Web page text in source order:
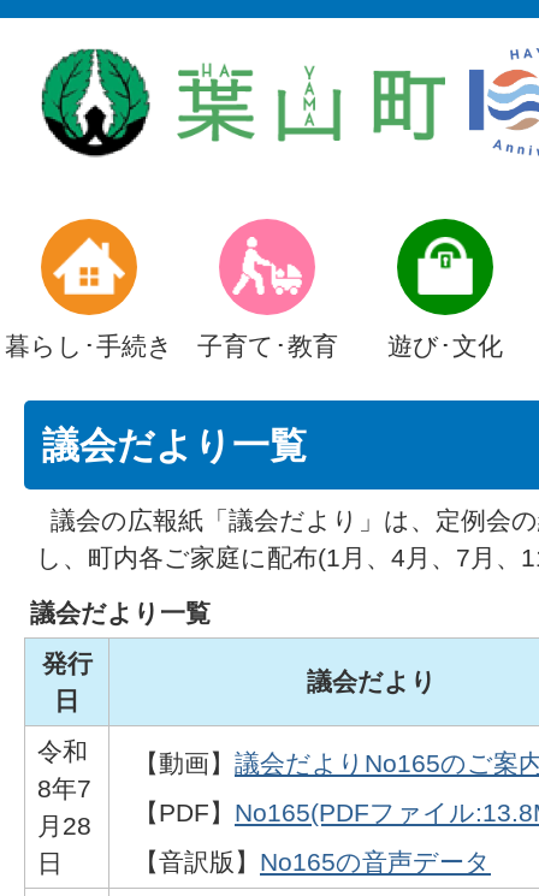
暮らし･手続き 子育て･教育 遊び･文化
議会だより一覧
議会の広報紙「議会だより」は、定例会
し、町内各ご家庭に配布(1月、4月、7月、
議会だより一覧
発行
日
議会だより
令和
8年7
月28
日
【動画】 議会だよりNo165のご案
【PDF】 No165(PDFファイル
【音訳版】 No165の音声データ